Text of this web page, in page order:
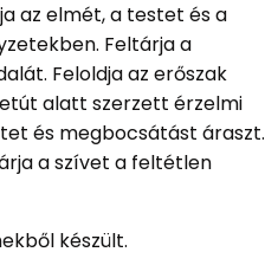
az elmét, a testet és a
Feltárja a
Feloldja az erőszak
alatt szerzett érzelmi
és megbocsátást áraszt.
a szívet a feltétlen
készült.